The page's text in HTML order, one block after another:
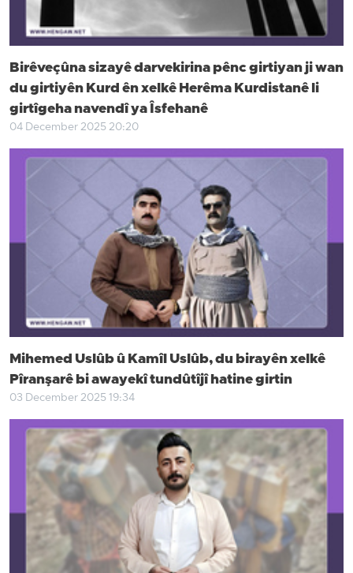
Birêveçûna sizayê darvekirina pênc girtiyan ji wan
du girtiyên Kurd ên xelkê Herêma Kurdistanê li
girtîgeha navendî ya Îsfehanê
04 December 2025 20:20
Mihemed Uslûb û Kamîl Uslûb, du birayên xelkê
Pîranşarê bi awayekî tundûtîjî hatine girtin
03 December 2025 19:34